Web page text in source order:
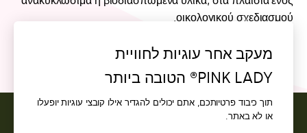
איש קשר
מעקב אחר עוגיות לחוויית
PINK LADY® הטובה ביותר
תוך כיבוד פרטיותכם, אתם יכולים להגדיר אילו קובצי עוגיות יופעלו
או לא באתר.